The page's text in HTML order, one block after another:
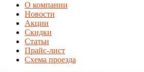
О компании
Новости
Акции
Скидки
Статьи
Прайс-лист
Схема проезда